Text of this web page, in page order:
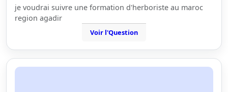
je voudrai suivre une formation d'herboriste au maroc
region agadir
Voir l'Question